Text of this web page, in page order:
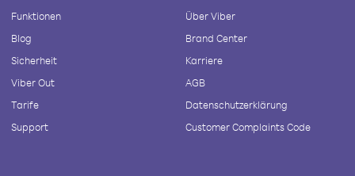
Funktionen
Blog
Sicherheit
Viber Out
Tarife
Support
Über Viber
Brand Center
Karriere
AGB
Datenschutzerklärung
Customer Complaints Code